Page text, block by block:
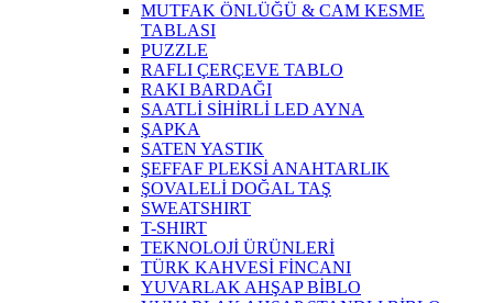
MUTFAK ÖNLÜĞÜ & CAM KESME
TABLASI
PUZZLE
RAFLI ÇERÇEVE TABLO
RAKI BARDAĞI
SAATLİ SİHİRLİ LED AYNA
ŞAPKA
SATEN YASTIK
ŞEFFAF PLEKSİ ANAHTARLIK
ŞOVALELİ DOĞAL TAŞ
SWEATSHIRT
T-SHIRT
TEKNOLOJİ ÜRÜNLERİ
TÜRK KAHVESİ FİNCANI
YUVARLAK AHŞAP BİBLO